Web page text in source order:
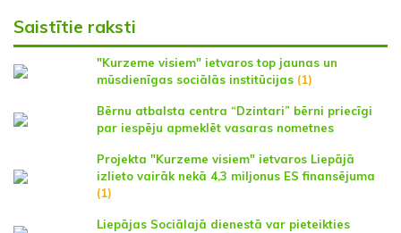
Saistītie raksti
"Kurzeme visiem" ietvaros top jaunas un
mūsdienīgas sociālās institūcijas (1)
Bērnu atbalsta centra “Dzintari” bērni priecīgi
par iespēju apmeklēt vasaras nometnes
Projekta "Kurzeme visiem" ietvaros Liepājā
izlieto vairāk nekā 4,3 miljonus ES finansējuma
(1)
Liepājas Sociālajā dienestā var pieteikties